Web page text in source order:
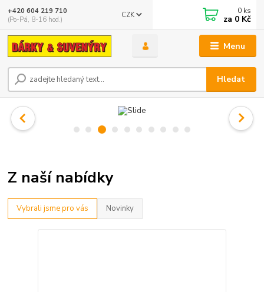
Menu
CZK
Hledat
+420 604 219 710
(Po-Pá, 8-16 hod.)
0 ks
za 0 Kč
Z naší nabídky
Vybrali jsme pro vás Novinky